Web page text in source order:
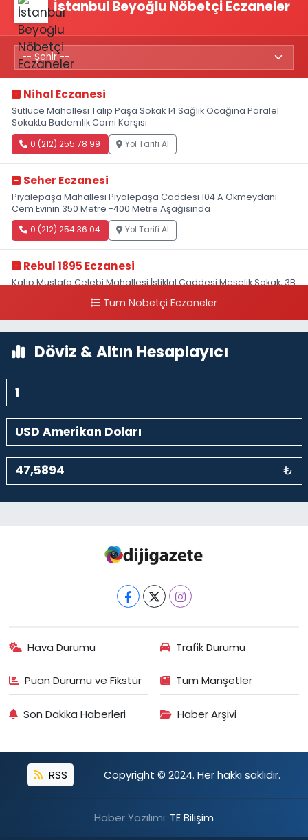
İstanbul Beyoğlu Nöbetçi Eczaneler
Nihal Eczanesi
Sütlüce Mahallesi Talip Paşa Sokak 14 Sağlık Ocağına Paralel
Sokakta Bademlik Cami Karşısı
0 (212) 255 78 99 Yol Tarifi Al
Seher Eczanesi
Piyalepaşa Mahallesi Piyalepaşa Caddesi 104 A Okmeydanı
Cem Evinin 350 Metre -400 Metre Aşağısında
0 (212) 254 36 04 Yol Tarifi Al
Rebul 1895 Eczanesi
Katip Mustafa Çelebi Mahallesi İstiklal Caddesi Meşelik Sokak, 3B
Tüm Nöbetçi Eczaneler
Döviz & Altın Hesaplayıcı
₺
Hava Durumu Trafik Durumu
Puan Durumu ve Fikstür Tüm Manşetler
Son Dakika Haberleri Haber Arşivi
RSS Copyright © 2024. Her hakkı saklıdır.
Haber Yazılımı: TE Bilişim